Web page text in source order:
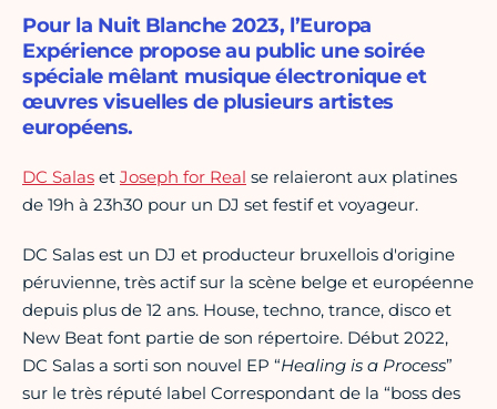
Pour la Nuit Blanche 2023, l’Europa
Expérience propose au public une soirée
spéciale mêlant musique électronique et
œuvres visuelles de plusieurs artistes
européens.
DC Salas et Joseph for Real se relaieront aux platines
de 19h à 23h30 pour un DJ set festif et voyageur.
DC Salas est un DJ et producteur bruxellois d'origine
péruvienne, très actif sur la scène belge et européenne
depuis plus de 12 ans. House, techno, trance, disco et
New Beat font partie de son répertoire. Début 2022,
DC Salas a sorti son nouvel EP “Healing is a Process”
sur le très réputé label Correspondant de la “boss des